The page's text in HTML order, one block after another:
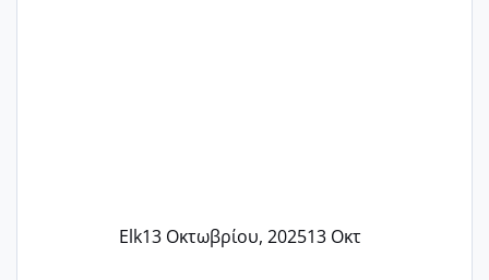
Elk13 Οκτωβρίου, 202513 Οκτ